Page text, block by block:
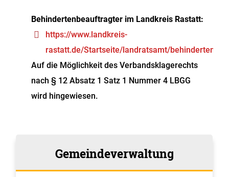
Behindertenbeauftragter im Landkreis Rastatt:
https://www.landkreis-
rastatt.de/Startseite/landratsamt/
Auf die Möglichkeit des Verbandsklagerechts
nach § 12 Absatz 1 Satz 1 Nummer 4 LBGG
wird hingewiesen.
Gemeindeverwaltung